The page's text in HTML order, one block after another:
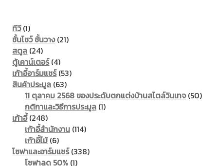
ทีวี 11
product
ชั้นโชว์ ชั้นวาง 2121
สตูล 2424
products
ตู้เคาน์เตอร์ 44
products
เก้าอี้อาร์มแชร์ 5353
สินค้าประมูล 6363
products
11 ตุลาคม 2568 ของประดับตกแต่งบ้านสไตล์วินเทจ 5050
กติกาและวิธีการประมูล 11
เก้าอี้ 248248
products
เก้าอี้สำนักงาน 114114
เก้าอี้ไม้ 66
products
โซฟาและอาร์มแชร์ 338338
โซฟาลด 50% 11